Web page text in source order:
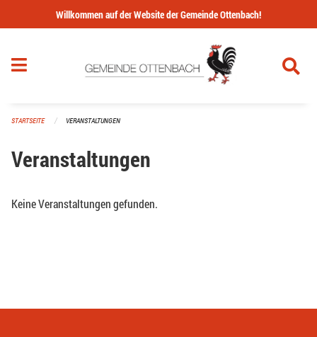
Navigation überspringen
Willkommen auf der Website der Gemeinde Ottenbach!
STARTSEITE VERANSTALTUNGEN
Veranstaltungen
Keine Veranstaltungen gefunden.